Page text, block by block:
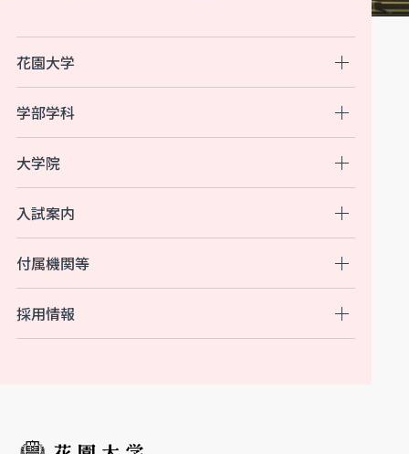
花園大学
入試案内
付属機関等
学部学科
大学院
採用情報